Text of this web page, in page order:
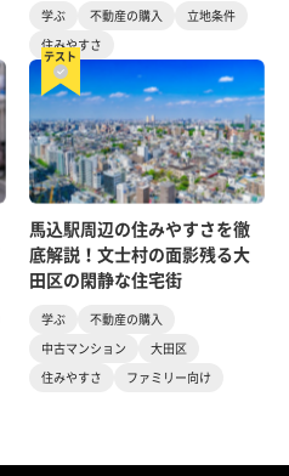
学ぶ 不動産の購入
立地条件
住みやすさ
テスト
馬込駅周辺の住みやすさを徹
底解説！文士村の面影残る大
田区の閑静な住宅街
学ぶ
不動産の購入
中古マンション
大田区
住みやすさ
ファミリー向け